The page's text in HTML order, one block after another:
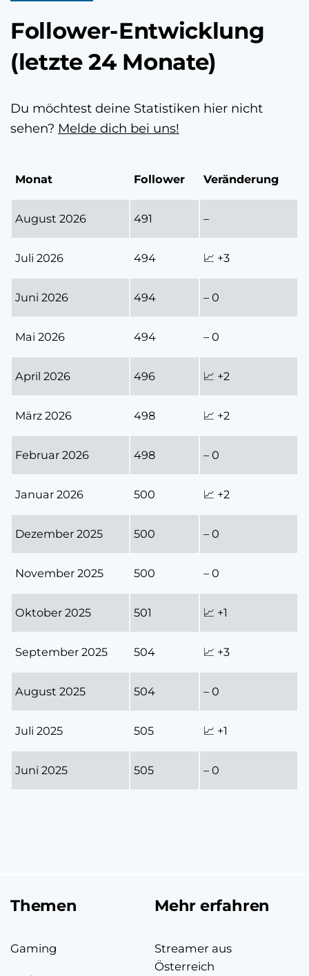
Follower-Entwicklung
(letzte 24 Monate)
Du möchtest deine Statistiken hier nicht
sehen? Melde dich bei uns!
Monat Follower Veränderung
August 2026 491 –
Juli 2026 494 📈 +3
Juni 2026 494 – 0
Mai 2026 494 – 0
April 2026 496 📈 +2
März 2026 498 📈 +2
Februar 2026 498 – 0
Januar 2026 500 📈 +2
Dezember 2025 500 – 0
November 2025 500 – 0
Oktober 2025 501 📈 +1
September 2025 504 📈 +3
August 2025 504 – 0
Juli 2025 505 📈 +1
Juni 2025 505 – 0
Themen
Gaming
Mehr erfahren
Streamer aus
Österreich